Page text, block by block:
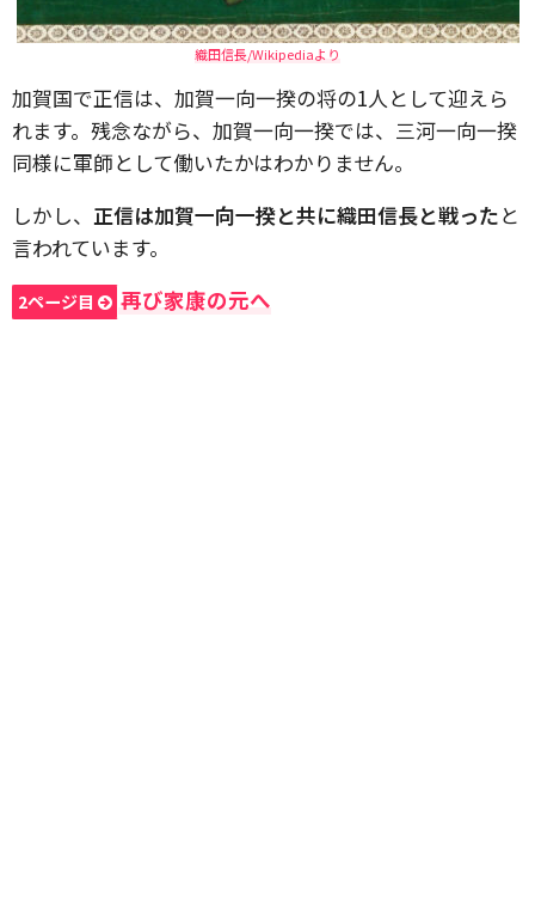
織田信長/Wikipediaより
加賀国で正信は、加賀一向一揆の将の1人として迎えら
れます。残念ながら、加賀一向一揆では、三河一向一揆
同様に軍師として働いたかはわかりません。
しかし、 正信は加賀一向一揆と共に織田信長と戦ったと
言われています。
2ページ目 再び家康の元へ